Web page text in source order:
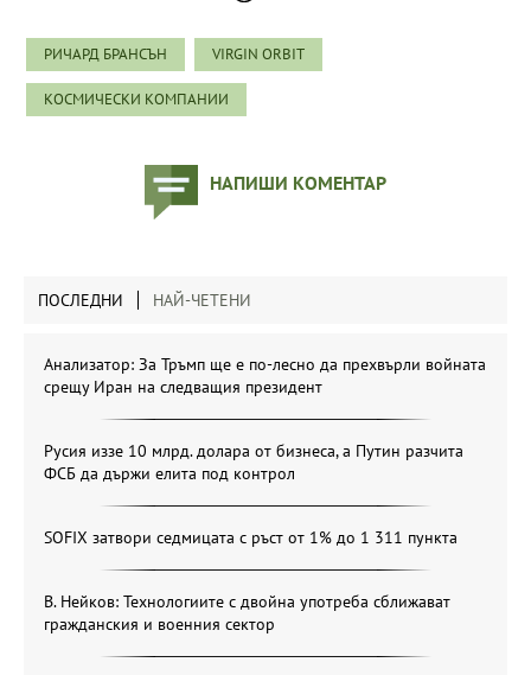
РИЧАРД БРАНСЪН VIRGIN ORBIT
КОСМИЧЕСКИ КОМПАНИИ
НАПИШИ КОМЕНТАР
ПОСЛЕДНИ НАЙ-ЧЕТЕНИ
Анализатор: За Тръмп ще е по-лесно да прехвърли войната
срещу Иран на следващия президент
Русия иззе 10 млрд. долара от бизнеса, а Путин разчита
ФСБ да държи елита под контрол
SOFIX затвори седмицата с ръст от 1% до 1 311 пункта
В. Нейков: Технологиите с двойна употреба сближават
гражданския и военния сектор